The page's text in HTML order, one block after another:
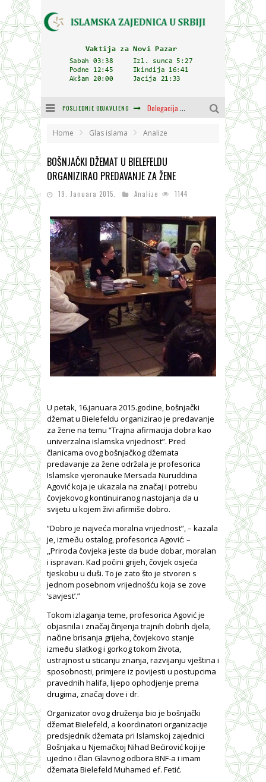
POSLJEDNJE OBJAVLJENO Delegacija IZ-e na godišnjici bitke kod Petrovaradina
Home Glas islama Analize
BOŠNJAČKI DŽEMAT U BIELEFELDU
ORGANIZIRAO PREDAVANJE ZA ŽENE
19. Januara 2015. Analize 1144
U petak, 16.januara 2015.godine, bošnjački
džemat u Bielefeldu organizirao je predavanje
za žene na temu “Trajna afirmacija dobra kao
univerzalna islamska vrijednost”. Pred
članicama ovog bošnjačkog džemata
predavanje za žene održala je profesorica
Islamske vjeronauke Mersada Nuruddina
Agović koja je ukazala na značaj i potrebu
čovjekovog kontinuiranog nastojanja da u
svijetu u kojem živi afirmiše dobro.
“Dobro je najveća moralna vrijednost”, – kazala
je, izmeðu ostalog, profesorica Agović: –
,,Priroda čovjeka jeste da bude dobar, moralan
i ispravan. Kad počini grijeh, čovjek osjeća
tjeskobu u duši. To je zato što je stvoren s
jednom posebnom vrijednošću koja se zove
‘savjest’.”
Tokom izlaganja teme, profesorica Agović je
objasnila i značaj činjenja trajnih dobrih djela,
načine brisanja grijeha, čovjekovo stanje
izmeðu slatkog i gorkog tokom života,
ustrajnost u sticanju znanja, razvijanju vještina i
sposobnosti, primjere iz povijesti u postupcima
pravednih halifa, lijepo ophodjenje prema
drugima, značaj dove i dr.
Organizator ovog druženja bio je bošnjački
džemat Bielefeld, a koordinatori organizacije
predsjednik džemata pri Islamskoj zajednici
Bošnjaka u Njemačkoj Nihad Bećirović koji je
ujedno i član Glavnog odbora BNF-a i imam
džemata Bielefeld Muhamed ef. Fetić.